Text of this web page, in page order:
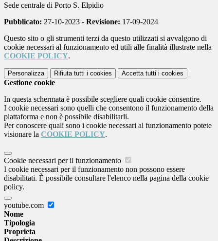
Sede centrale di Porto S. Elpidio
Pubblicato: 27-10-2023 - Revisione: 17-09-2024
Questo sito o gli strumenti terzi da questo utilizzati si avvalgono di
cookie necessari al funzionamento ed utili alle finalità illustrate nella
COOKIE POLICY.
Personalizza Rifiuta tutti i cookies Accetta tutti i cookies
Gestione cookie
In questa schermata è possibile scegliere quali cookie consentire.
I cookie necessari sono quelli che consentono il funzionamento della
piattaforma e non è possibile disabilitarli.
Per conoscere quali sono i cookie necessari al funzionamento potete
visionare la COOKIE POLICY.
Cookie necessari per il funzionamento
I cookie necessari per il funzionamento non possono essere
disabilitati. È possibile consultare l'elenco nella pagina della cookie
policy.
youtube.com
Nome
Tipologia
Proprieta